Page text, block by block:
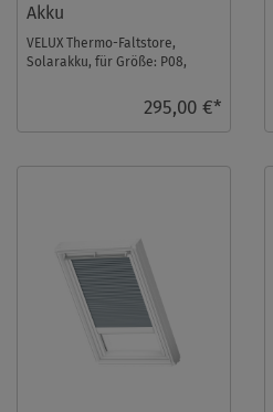
Akku
VELUX Thermo-Faltstore,
Solarakku, für Größe: P08,
Schiene, io-homecontr ...295,00 €*